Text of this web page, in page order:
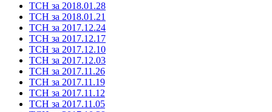
ТСН за 2018.01.28
ТСН за 2018.01.21
ТСН за 2017.12.24
ТСН за 2017.12.17
ТСН за 2017.12.10
ТСН за 2017.12.03
ТСН за 2017.11.26
ТСН за 2017.11.19
ТСН за 2017.11.12
ТСН за 2017.11.05